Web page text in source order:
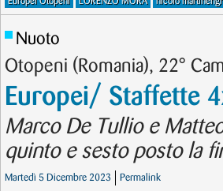
Nuoto
Otopeni (Romania), 22°
Europei/ Staffette
Marco De Tullio e
quinto e sesto posto la
Martedì 5 Dicembre 2023 Permalink